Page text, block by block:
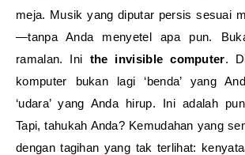
meja. Musik yang diputar persis sesuai
—tanpa Anda menyetel apa pun.
ramalan. Ini the invisible computer.
komputer bukan lagi ‘benda’ yang
‘udara’ yang Anda hirup. Ini adalah
Tapi, tahukah Anda? Kemudahan yang
dengan tagihan yang tak terlihat: